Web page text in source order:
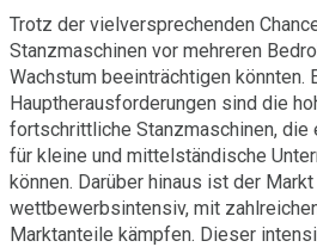
Trotz der vielversprechenden
Stanzmaschinen vor mehreren
Wachstum beeinträchtigen könnten.
Hauptherausforderungen sind die
fortschrittliche Stanzmaschinen, die
für kleine und mittelständische
können. Darüber hinaus ist der
wettbewerbsintensiv, mit
Marktanteile kämpfen. Dieser